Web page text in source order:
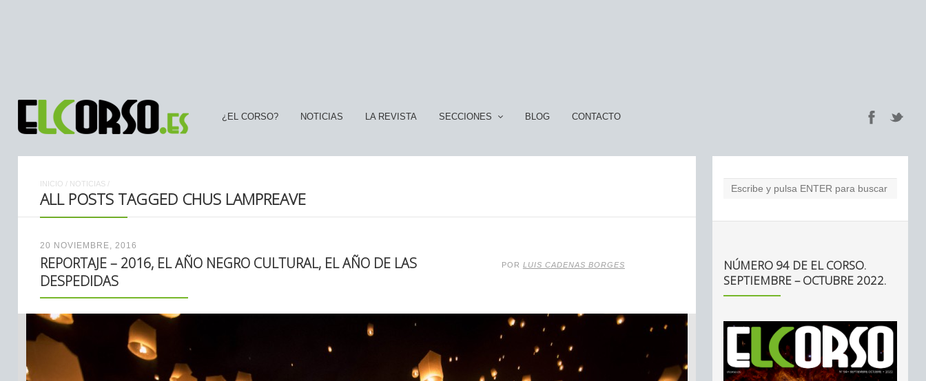
¿EL CORSO? NOTICIAS LA REVISTA SECCIONES BLOG CONTACTO
INICIO / NOTICIAS /
ALL POSTS TAGGED CHUS LAMPREAVE
20 NOVIEMBRE, 2016
REPORTAJE – 2016, EL AÑO NEGRO CULTURAL, EL AÑO DE LAS
DESPEDIDAS
POR LUIS CADENAS BORGES
NÚMERO 94 DE EL CORSO.
SEPTIEMBRE – OCTUBRE 2022.